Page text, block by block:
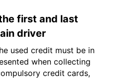
first and last
driver
used credit must be in
when collecting
credit cards,